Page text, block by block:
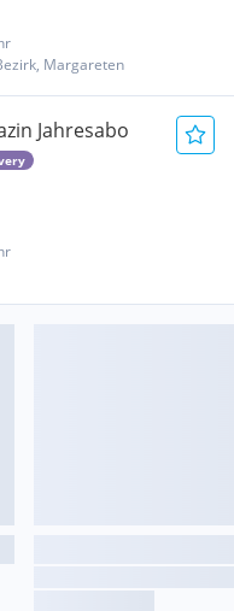
Margareten
Jahresabo